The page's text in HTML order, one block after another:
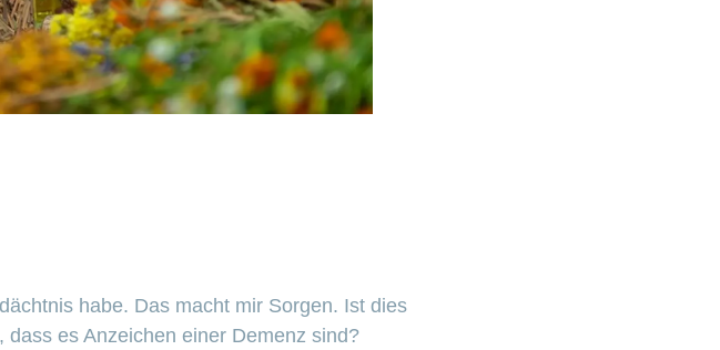
habe. Das macht mir Sorgen. Ist dies
es Anzeichen einer Demenz sind?